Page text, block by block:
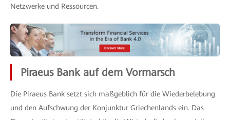
Netzwerke und Ressourcen.
Piraeus Bank auf dem Vormarsch
Die Piraeus Bank setzt sich maßgeblich für die Wiederbelebung
und den Aufschwung der Konjunktur Griechenlands ein. Das